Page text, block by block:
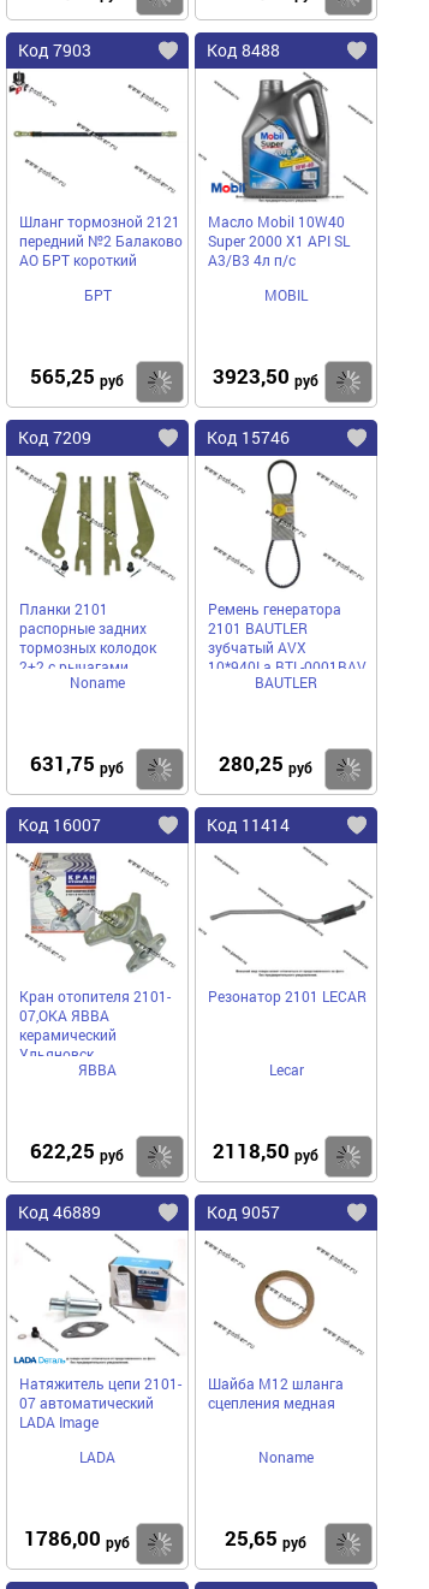
Код 7903
Шланг тормозной 2121
передний №2 Балаково
АО БРТ короткий
БРТ
565,25 руб Купить
Код 8488
Масло Mobil 10W40
Super 2000 X1 API SL
A3/B3 4л п/с
MOBIL
3923,50 руб
Код 7209
Планки 2101
распорные задних
тормозных колодок
2+2 с рычагами
Noname
631,75 руб Купить
Код 15746
Ремень генератора
2101 BAUTLER
зубчатый AVX
10*940La BTL-0001BAV
BAUTLER
280,25 руб
Код 16007
Кран отопителя 2101-
07,ОКА ЯВВА
керамический
Ульяновск
ЯВВА
622,25 руб Купить
Код 11414
Резонатор 2101 LECAR
Lecar
2118,50 руб
Код 46889
Натяжитель цепи 2101-
07 автоматический
LADA Image
LADA
1786,00 руб Купить
Код 9057
Шайба М12 шланга
сцепления медная
Noname
25,65 руб